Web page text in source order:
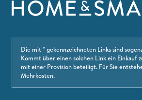
Die mit * gekennzeichneten Links sind
Kommt über einen solchen Link ein Einkauf
mit einer Provision beteiligt. Für Sie
Mehrkosten.